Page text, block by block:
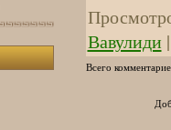
Вавулиди
Всего